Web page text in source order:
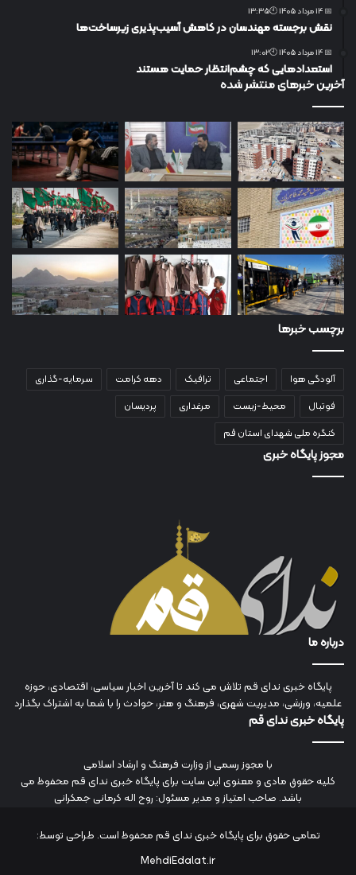
📅 14 مرداد 1405 🕙13:35
نقش برجسته مهندسان در کاهش آسیب‌پذیری زیرساخت‌ها
📅 14 مرداد 1405 🕙13:02
استعدادهایی که چشم‌انتظار حمایت هستند
آخرین خبرهای منتشر شده
برچسب خبرها
آلودگی هوا اجتماعی ترافیک دهه کرامت
سرمایه-گذاری
فوتبال
محیط-زیست مرغداری
پردیسان
کنگره ملی شهدای استان قم
مجوز پایگاه خبری
درباره ما
پایگاه خبری ندای قم تلاش می کند تا آخرین اخبار سیاسی، اقتصادی، حوزه
علمیه، ورزشی، مدیریت شهری، فرهنگ و هنر، حوادث را با شما به اشتراک بگذارد
پایگاه خبری ندای قم
با مجوز رسمی از وزارت فرهنگ و ارشاد اسلامی
کلیه حقوق مادی و معنوی این سایت برای پایگاه خبری ندای قم محفوظ می
باشد. صاحب امتیاز و مدیر مسئول: روح اله کرمانی جمکرانی
تمامی حقوق برای پایگاه خبری ندای قم محفوظ است. طراحی توسط:
MehdiEdalat.ir